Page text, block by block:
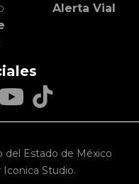
Alerta Vial
del Estado de México
Studio.